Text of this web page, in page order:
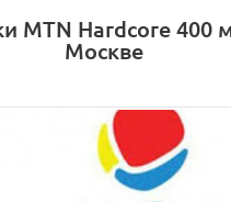
MTN Hardcore 400
Москве